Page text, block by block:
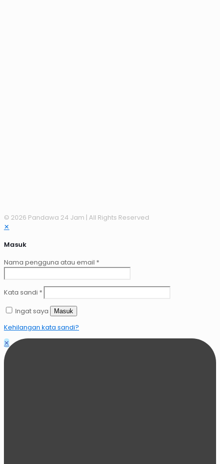
© 2026 Pandawa 24 Jam | All Rights Reserved
✕
Masuk
Nama pengguna atau email *
Kata sandi *
Ingat saya
Masuk
Kehilangan kata sandi?
✕